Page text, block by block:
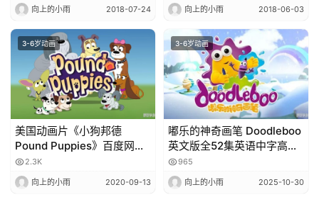
热
门
题
精
选
材
向上的小雨 2018-07-24 向上的小雨 2018-06-03
3-6岁动画
美国动画片《小狗邦德
Pound Puppies》百度网盘
全2季39集 国语版39集+英
语版39集
2.3K
向上的小雨 2020-09-13
3-6岁动画
嘟乐的神奇画笔 Doodleboo
英文版全52集英语中字高清
720P视频MP4百度网盘下载
965
向上的小雨 2025-10-30